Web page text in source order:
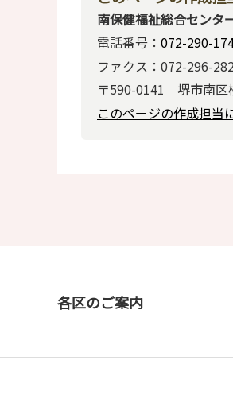
南保健福祉総合セン
電話番号： 072-290-
ファクス：072-296-
〒590-0141 堺市南
このページの作成担当
各区のご案内